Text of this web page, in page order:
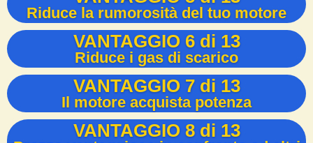
Riduce la rumorosità del tuo motore
VANTAGGIO 6 di 13
Riduce i gas di scarico
VANTAGGIO 7 di 13
Il motore acquista potenza
VANTAGGIO 8 di 13